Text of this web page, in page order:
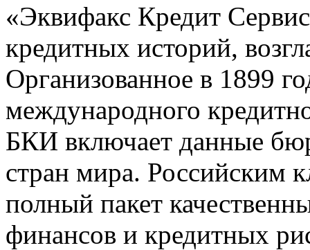
«Эквифакс Кредит
кредитных историй,
Организованное в 1899
международного
БКИ включает данные
стран мира. Российским
полный пакет
финансов и кредитных